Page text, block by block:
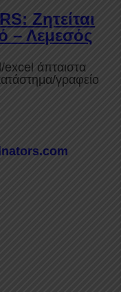
Ζητείται
– Λεμεσός
excel άπταιστα
γραφείο